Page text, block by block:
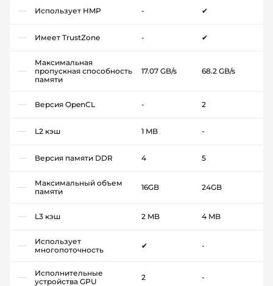
Использует HMP - ✔
Имеет TrustZone - ✔
Максимальная
пропускная способность
памяти
17.07 GB/s 68.2 GB/s
Версия OpenCL - 2
L2 кэш 1 MB -
Версия памяти DDR 4 5
Максимальный объем
памяти
16GB 24GB
L3 кэш 2 MB 4 MB
Использует
многопоточность
✔ -
Исполнительные
устройства GPU
2 -